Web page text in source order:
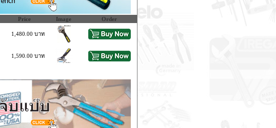
Price Image Order
1,480.00 บาท
1,590.00 บาท